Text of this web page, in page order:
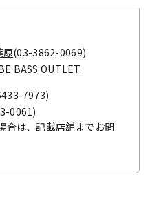
原(03-3862-0069)
BASS OUTLET
7973)
0061)
合は、記載店舗までお問